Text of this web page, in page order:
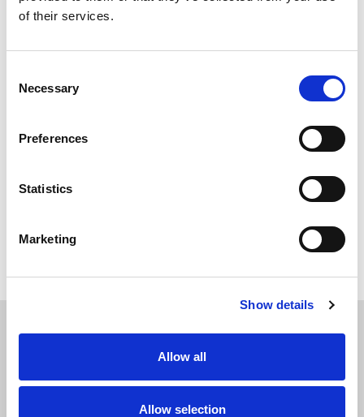
of their services.
Selection
Necessary
Preferences
Statistics
Marketing
Show details
Allow all
Allow selection
SOLLICITEERVANDAAG